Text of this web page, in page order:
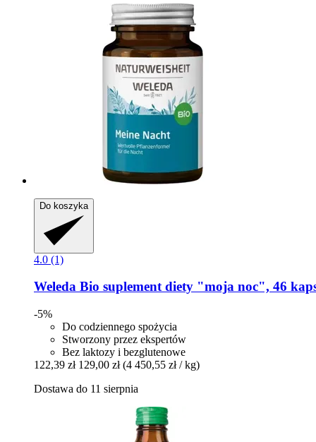
Do koszyka
4.0 (1)
Weleda Bio suplement diety "moja noc", 46
-5%
Do codziennego spożycia
Stworzony przez ekspertów
Bez laktozy i bezglutenowe
122,39 zł 129,00 zł (4 450,55 zł / kg)
Dostawa do 11 sierpnia